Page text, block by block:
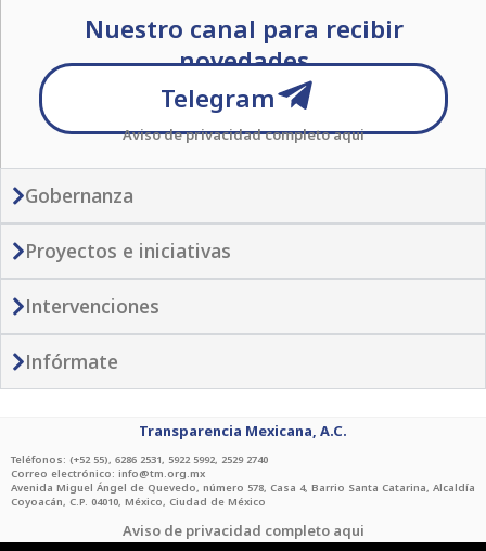
s
p
e
g
m
-
p
l
a
n
e
t
t
e
r
e
b
o
o
k
-
t
a
g
r
a
m
t
o u
e
Nuestro canal para recibir
novedades
Telegram
Aviso de privacidad completoaqui
Gobernanza
Proyectos e iniciativas
Intervenciones
Infórmate
Transparencia Mexicana, A.C.
Teléfonos: (+52 55), 6286 2531, 5922 5992, 2529 2740
Correo electrónico: info@tm.org.mx
Avenida Miguel Ángel de Quevedo, número 578, Casa 4, Barrio Santa Catarina, Alcaldía
Coyoacán, C.P. 04010, México, Ciudad de México
Aviso de privacidad completo aqui